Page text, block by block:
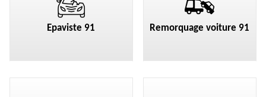
Epaviste 91 Remorquage voiture 91